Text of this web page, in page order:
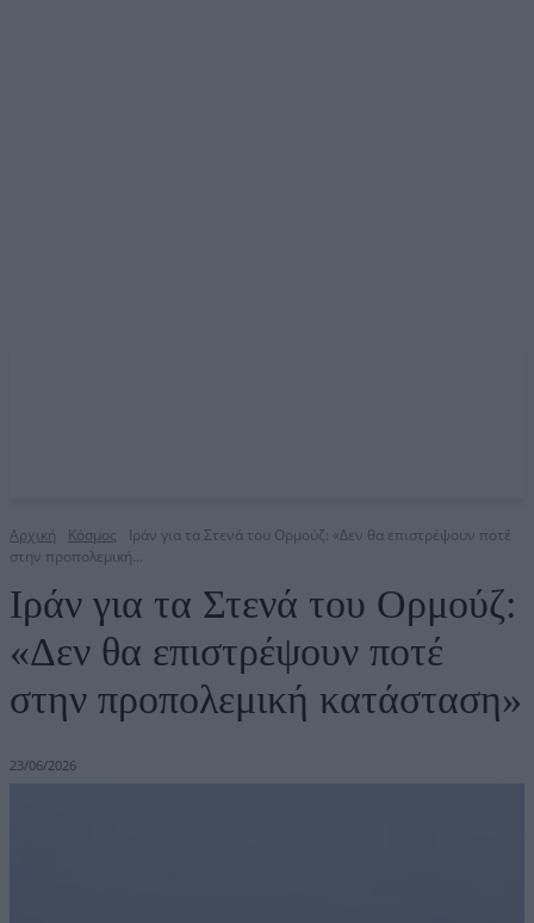
Αρχική Κόσμος
Ιράν για τα Στενά του Ορμούζ: «Δεν θα επιστρέψουν ποτέ
στην προπολεμική...
Ιράν για τα Στενά του Ορμούζ:
«Δεν θα επιστρέψουν ποτέ
στην προπολεμική κατάσταση»
23/06/2026